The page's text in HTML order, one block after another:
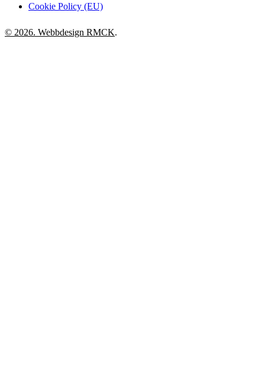
Cookie Policy (EU)
© 2026. Webbdesign RMCK.